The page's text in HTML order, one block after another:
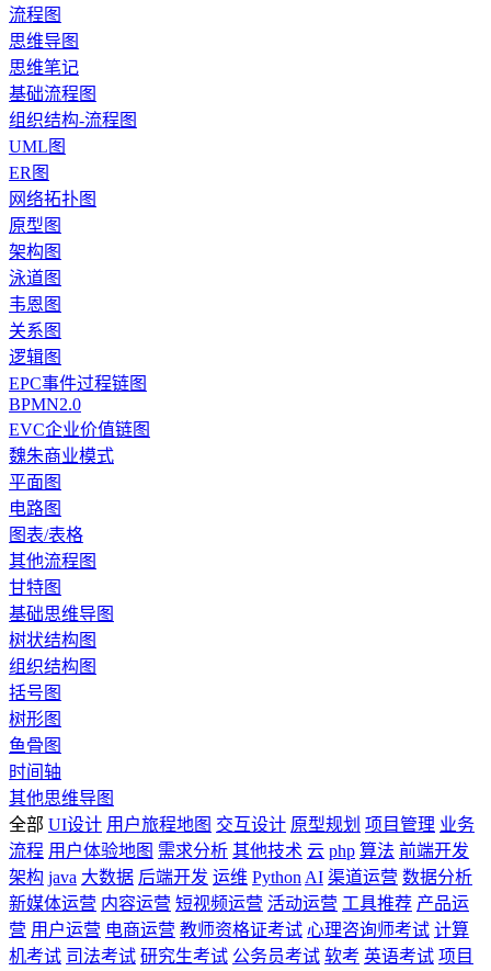
流程图
思维导图
思维笔记
基础流程图
组织结构-流程图
UML图
ER图
网络拓扑图
原型图
架构图
泳道图
韦恩图
关系图
逻辑图
EPC事件过程链图
BPMN2.0
EVC企业价值链图
魏朱商业模式
平面图
电路图
图表/表格
其他流程图
甘特图
基础思维导图
树状结构图
组织结构图
括号图
树形图
鱼骨图
时间轴
其他思维导图
全部 UI设计 用户旅程地图 交互设计 原型规划 项目管理 业务
流程 用户体验地图 需求分析 其他技术 云 php 算法 前端开发
架构 java 大数据 后端开发 运维 Python AI 渠道运营 数据分析
新媒体运营 内容运营 短视频运营 活动运营 工具推荐 产品运
营 用户运营 电商运营 教师资格证考试 心理咨询师考试 计算
机考试 司法考试 研究生考试 公务员考试 软考 英语考试 项目